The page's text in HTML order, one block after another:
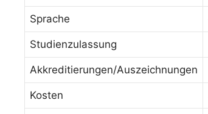
Sprache
Studienzulassung
Akkreditierungen/Auszeichnungen
Kosten